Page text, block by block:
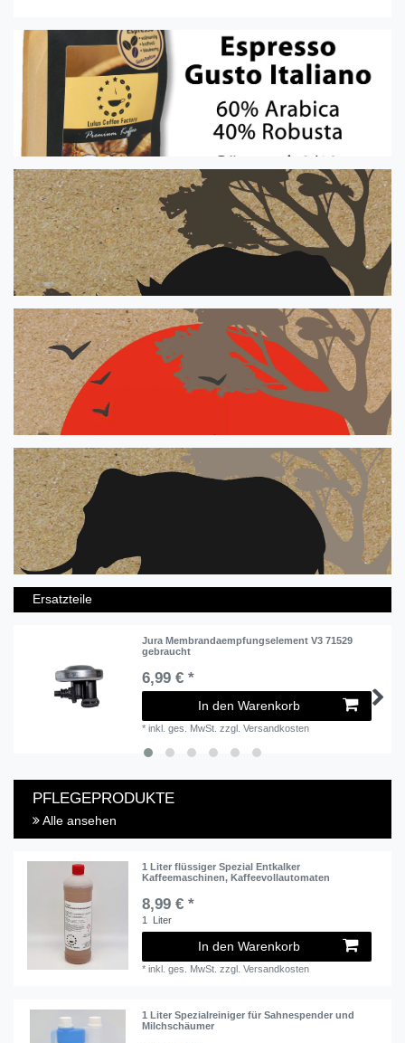
Ersatzteile
Jura Membrandaempfungselement V3 71529
gebraucht
6,99 € *
In den Warenkorb
*inkl. ges. MwSt. zzgl.Versandkosten
PFLEGEPRODUKTE
Alle ansehen
1 Liter flüssiger Spezial Entkalker
Kaffeemaschinen, Kaffeevollautomaten
8,99 € *
1 Liter
In den Warenkorb
*inkl. ges. MwSt. zzgl.Versandkosten
1 Liter Spezialreiniger für Sahnespender und
Milchschäumer